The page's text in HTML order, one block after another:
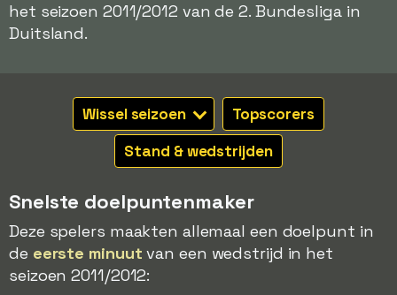
het seizoen 2011/2012 van de 2. Bundesliga in
Duitsland.
Wissel seizoen
Topscorers
Stand & wedstrijden
Snelste doelpuntenmaker
Deze spelers maakten allemaal een doelpunt in
de eerste minuut van een wedstrijd in het
seizoen 2011/2012: